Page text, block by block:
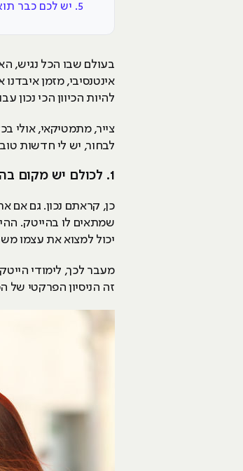
5. יש לכם כבר תואר? מעולה זה רק יכול לשדרג אתכם
בעולם שבו הכל נגיש,
אינטנסיבי, מזמן
להיות הכיוון הכי נכון
צייר, מתמטיקאי, אולי
לבחור, יש לי חדשות
1. לכולם יש מקום בהייטק
כן, קראתם נכון. גם אם
שמתאים לו בהייטק.
יכול למצוא את עצמו
מעבר לכך, לימודי
זה הניסיון הפרקטי של